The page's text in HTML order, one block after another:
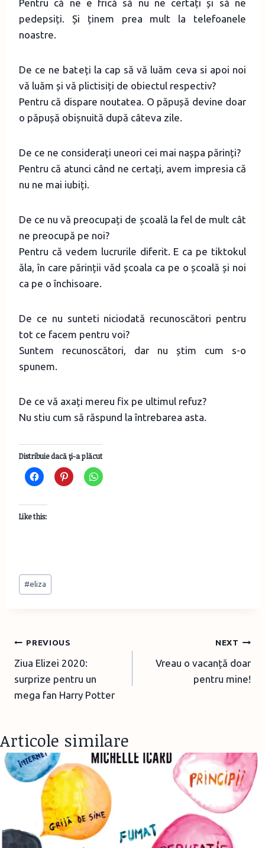
Pentru că ne e frică să nu ne certați și să ne
pedepsiți. Și ținem prea mult la telefoanele
noastre.
De ce ne bateți la cap să vă luăm ceva si apoi noi
vă luăm și vă plictisiți de obiectul respectiv?
Pentru că dispare noutatea. O păpușă devine doar
o păpușă obișnuită după câteva zile.
De ce ne considerați uneori cei mai nașpa părinți?
Pentru că atunci când ne certați, avem impresia că
nu ne mai iubiți.
De ce nu vă preocupați de școală la fel de mult cât
ne preocupă pe noi?
Pentru că vedem lucrurile diferit. E ca pe tiktokul
ăla, în care părinții văd școala ca pe o școală și noi
ca pe o închisoare.
De ce nu sunteti niciodată recunoscători pentru
tot ce facem pentru voi?
Suntem recunoscători, dar nu știm cum s-o
spunem.
De ce vă axați mereu fix pe ultimul refuz?
Nu stiu cum să răspund la întrebarea asta.
Distribuie dacă ţi-a plăcut
Like this:
Post
Tags:
#eliza
Post
navigation
PREVIOUS
Ziua Elizei 2020:
surprize pentru un
mega fan Harry Potter
NEXT
Vreau o vacanță doar
pentru mine!
Articole similare